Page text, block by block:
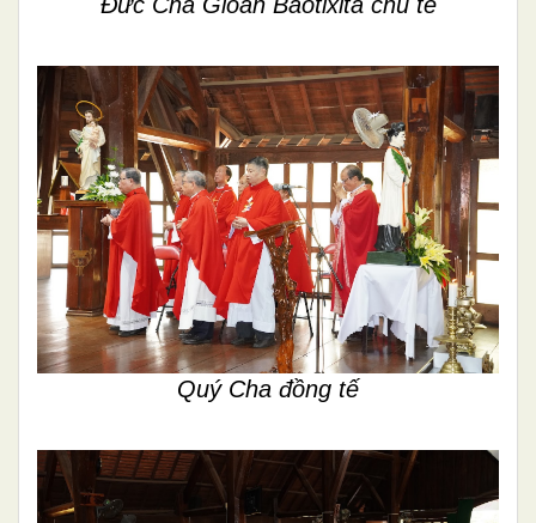
Quý Cha đồng tế